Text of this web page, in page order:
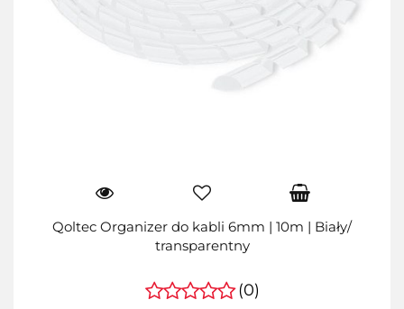
Qoltec Organizer do kabli 6mm | 10m | Biały/
transparentny
(0)